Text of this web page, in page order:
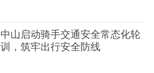
中山启动骑手交通安全常态化轮
训，筑牢出行安全防线